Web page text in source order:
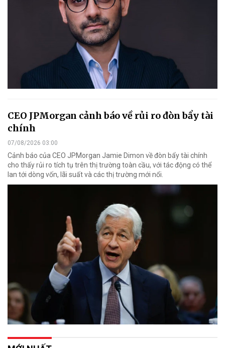
CEO JPMorgan cảnh báo về rủi ro đòn bẩy tài
chính
07/08/2026 03:00
Cảnh báo của CEO JPMorgan Jamie Dimon về đòn bẩy tài chính
cho thấy rủi ro tích tụ trên thị trường toàn cầu, với tác động có thể
lan tới dòng vốn, lãi suất và các thị trường mới nổi.